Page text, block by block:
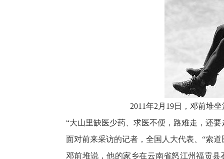
2011年2月19日，邓前堆
“大山里缺医少药、求医不便，路难走，还
面对前来采访的记者，全国人大代表、“索
邓前堆说，他的家乡在云南省怒江州福贡